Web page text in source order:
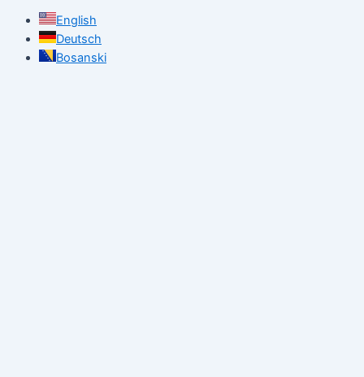
English
Deutsch
Bosanski